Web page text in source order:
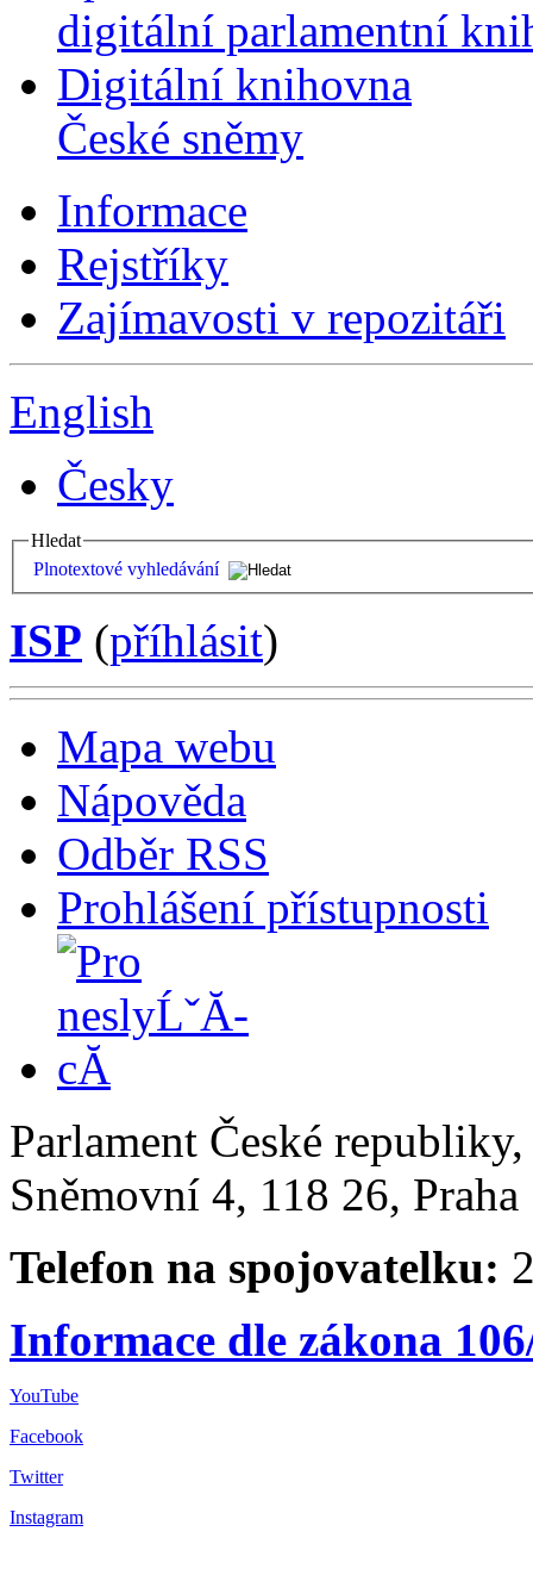
digitální parlamentní
Digitální knihovna
České sněmy
Informace
Rejstříky
Zajímavosti v repozitáři
English
Česky
Hledat
Plnotextové vyhledávání
ISP (příhlásit)
Mapa webu
Nápověda
Odběr RSS
Prohlášení přístupnosti
Parlament České
Sněmovní 4, 118 26,
Telefon na spojovatelku:
Informace dle zákona
YouTube
Facebook
Twitter
Instagram